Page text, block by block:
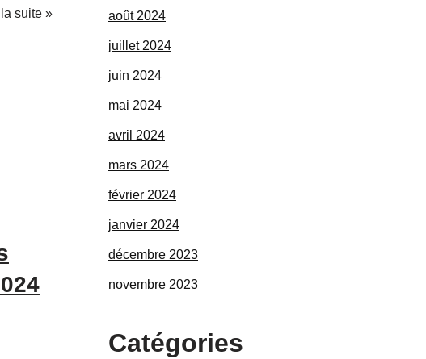
suite » août 2024
juillet 2024
juin 2024
mai 2024
avril 2024
mars 2024
février 2024
janvier 2024
décembre 2023
novembre 2023
Catégories